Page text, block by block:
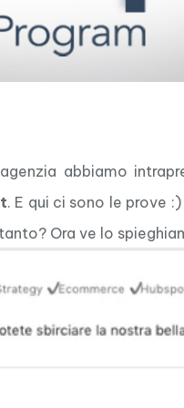
abbiamo
. E qui ci sono le prove
Ora ve lo